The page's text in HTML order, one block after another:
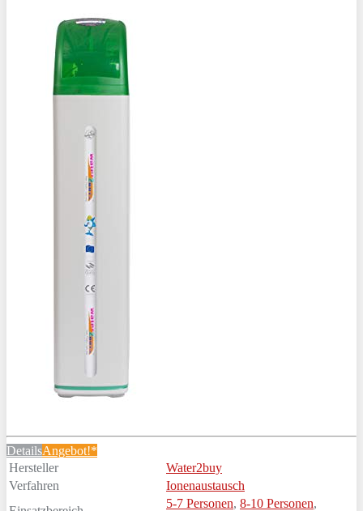
DetailsAngebot!*
Hersteller
Water2buy
Verfahren
Ionenaustausch
5-7 Personen, 8-10 Personen,